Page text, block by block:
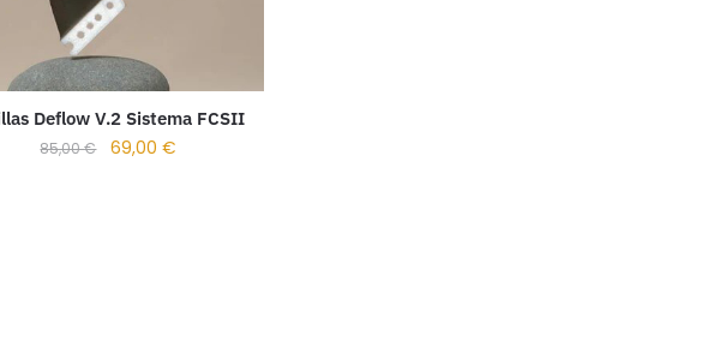
Deflow V.2 Sistema FCSII
85,00€ 69,00€